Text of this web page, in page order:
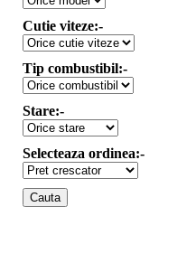
Cutie viteze:-
Tip combustibil:-
Stare:-
Selecteaza ordinea:-